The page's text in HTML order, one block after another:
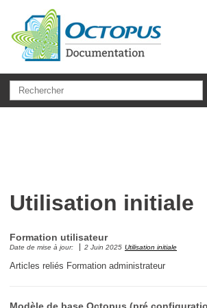
Utilisation initiale
Formation utilisateur
Date de mise à jour: 2 Juin 2025 Utilisation initiale
Articles reliés Formation administrateur